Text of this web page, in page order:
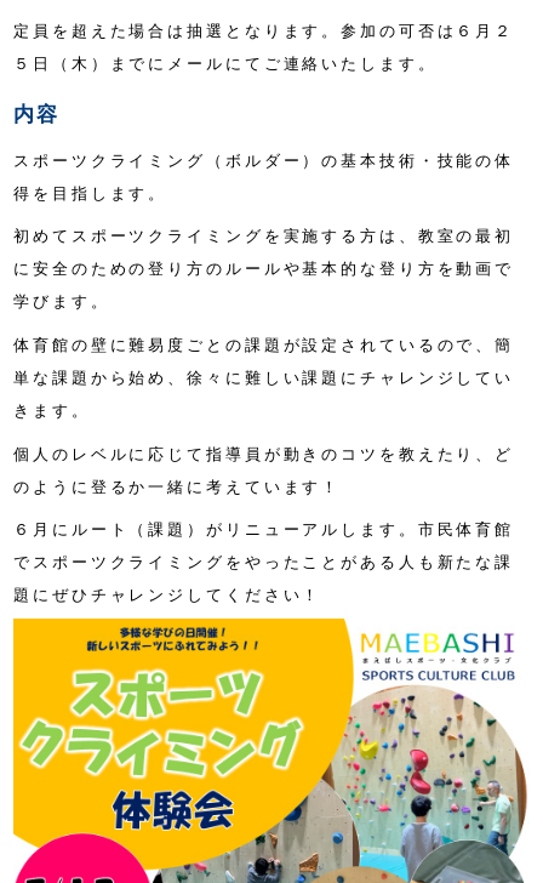
定員を超えた場合は抽選となります。参加の可否は６月２
５日（木）までにメールにてご連絡いたします。
内容
スポーツクライミング（ボルダー）の基本技術・技能の体
得を目指します。
初めてスポーツクライミングを実施する方は、教室の最初
に安全のための登り方のルールや基本的な登り方を動画で
学びます。
体育館の壁に難易度ごとの課題が設定されているので、簡
単な課題から始め、徐々に難しい課題にチャレンジしてい
きます。
個人のレベルに応じて指導員が動きのコツを教えたり、ど
のように登るか一緒に考えています！
６月にルート（課題）がリニューアルします。市民体育館
でスポーツクライミングをやったことがある人も新たな課
題にぜひチャレンジしてください！